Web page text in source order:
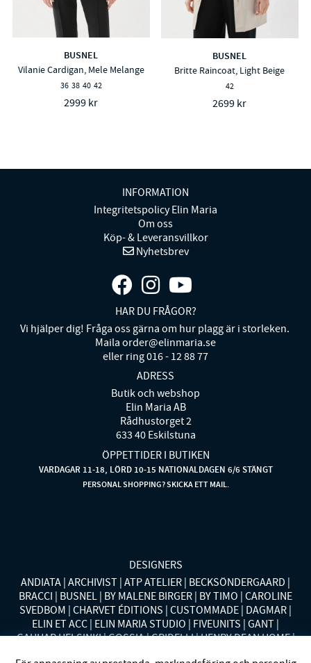
BUSNEL
Vilanie Cardigan, Mele Melange
36 38 40 42
2999 kr
BUSNEL
Britte Raincoat, Light Beige
42
2699 kr
INFORMATION
Integritetspolicy Elin Maria
Om oss
Köp- & Leveransvillkor
Nyhetsbrev
HAR DU FRÅGOR?
Vi hjälper dig! Fråga oss gärna om hur plagg är i storleken.
Maila order@elinmaria.se
eller ring 016 - 12 88 77
ADRESS
Butik och webshop
Elin Maria AB
Rådhustorget 2
633 40 Eskilstuna
ÖPPETTIDER I BUTIKEN
VARDAGAR 11-18, LÖRD 10-15 NATIONALDAGEN 6/6 STÄNGT
PERSONAL SHOPPING? SKICKA ETT MAIL.
DESIGNERS
ANDIATA ARCHIVIST ATP ATELIER BECKSÖNDERGAARD
BRACCI BUSNEL BY MALENE BIRGER BY TIMO CAROLINE
SVEDBOM CHARVET ÉDITIONS CUSTOMMADE DAGMAR
ELIN ET ACC ELIN MARIA STUDIO FIVEUNITS GANT
GAUHAR HELSINKI GOSSIA GRIDELLI HENRY DEAN HOME